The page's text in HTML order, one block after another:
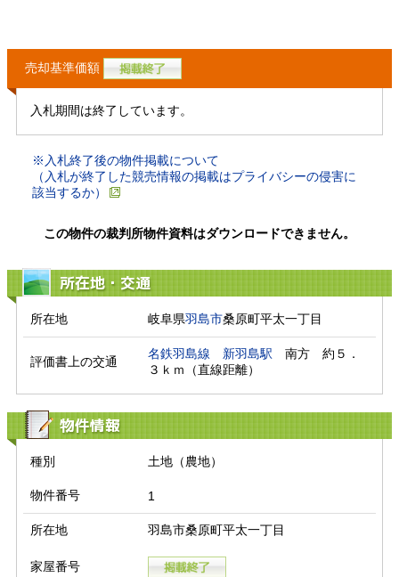
売却基準価額
入札期間は終了しています。
※入札終了後の物件掲載について
（入札が終了した競売情報の掲載はプライバシーの侵害に
該当するか）
この物件の裁判所物件資料はダウンロードできません。
所在地・交通
所在地 岐阜県羽島市桑原町平太一丁目
評価書上の交通
名鉄羽島線 新羽島駅 南方　約５．
３ｋｍ（直線距離）
物件情報
種別 土地（農地）
物件番号 1
所在地 羽島市桑原町平太一丁目
家屋番号